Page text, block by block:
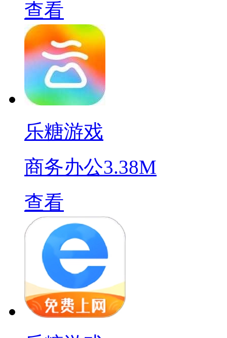
查看
乐糖游戏
商务办公3.38M
查看